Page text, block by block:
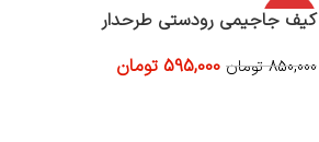
-30%
کیف جاجیمی رودستی طرحدار
850,000 تومان 595,000 تومان